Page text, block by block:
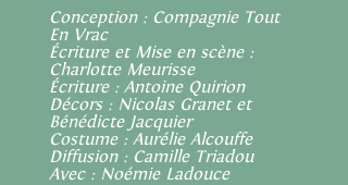
Conception : Compagnie Tout
En Vrac
Écriture et Mise en scène :
Charlotte Meurisse
Écriture : Antoine Quirion
Décors : Nicolas Granet et
Bénédicte Jacquier
Costume : Aurélie Alcouffe
Diffusion : Camille Triadou
Avec : Noémie Ladouce